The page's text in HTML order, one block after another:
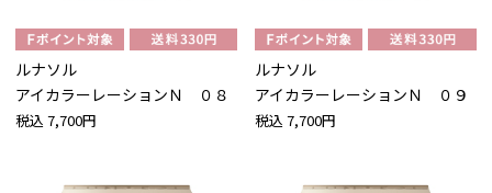
ルナソル
アイカラーレーションＮ ０８
税込 7,700円
ルナソル
アイカラーレーションＮ ０９
税込 7,700円